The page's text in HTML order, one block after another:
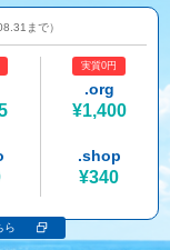
の方
望の方
まで）
実質0円
.org
¥1,400
.shop
¥340
ら